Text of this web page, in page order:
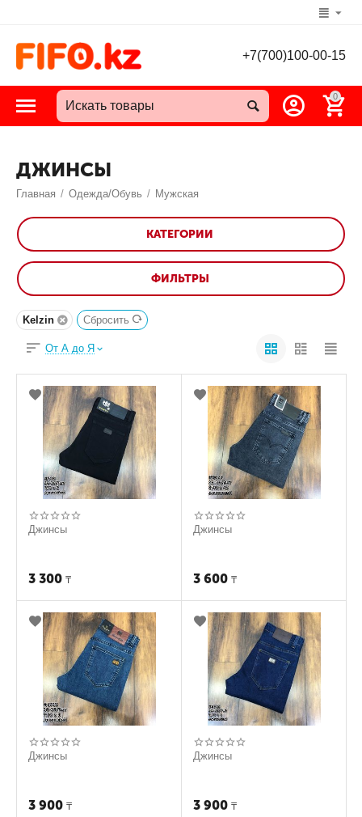
+7(700)100-00-15
0
ДЖИНСЫ
Главная / Одежда/Обувь / Мужская
КАТЕГОРИИ
ФИЛЬТРЫ
Kelzin Сбросить
От А до Я
Джинсы
3 300 ₸
Джинсы
3 600 ₸
Джинсы
3 900 ₸
Джинсы
3 900 ₸